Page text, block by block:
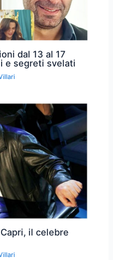
dal 13 al 17
e segreti svelati
il celebre